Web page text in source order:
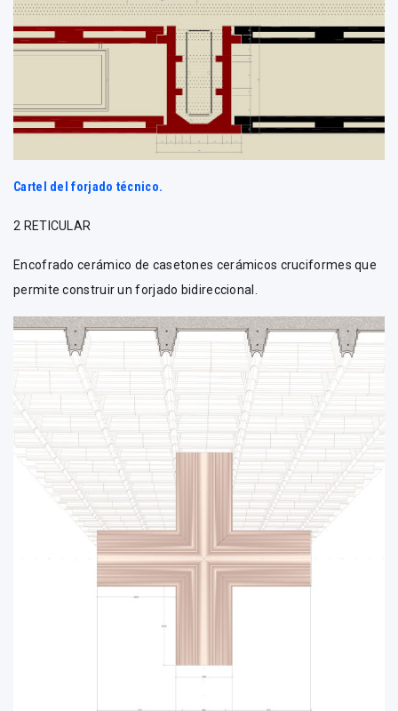
Cartel del forjado técnico.
2 RETICULAR
Encofrado cerámico de casetones cerámicos cruciformes que
permite construir un forjado bidireccional.